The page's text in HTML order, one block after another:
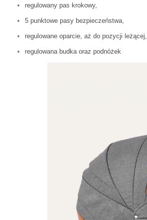
regulowany pas krokowy,
5 punktowe pasy bezpieczeństwa,
regulowane oparcie, aż do pozycji leżącej,
regulowana budka oraz podnóżek